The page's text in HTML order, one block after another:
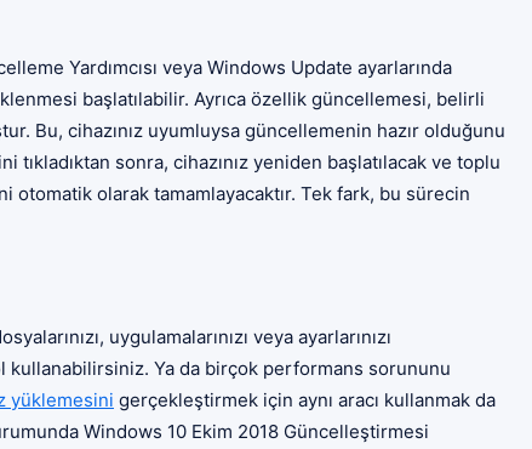
Yardımcısı veya Windows Update ayarlarında
başlatılabilir. Ayrıca özellik güncellemesi, belirli
Bu, cihazınız uyumluysa güncellemenin hazır olduğunu
tıkladıktan sonra, cihazınız yeniden başlatılacak ve toplu
olarak tamamlayacaktır. Tek fark, bu sürecin
uygulamalarınızı veya ayarlarınızı
Ya da birçok performans sorununu
yüklemesini gerçekleştirmek için aynı aracı kullanmak da
Windows 10 Ekim 2018 Güncelleştirmesi